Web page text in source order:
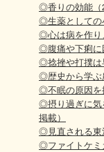
◎香りの効能（
◎生薬としての
◎心は病を作り
◎腹痛や下痢に
◎捻挫や打撲は
◎歴史から学ぶ
◎不眠の原因を
◎摂り過ぎに気
掲載）
◎見直される東
◎ファイトケミ